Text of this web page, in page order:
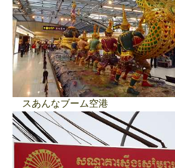
スあんなブーム空港